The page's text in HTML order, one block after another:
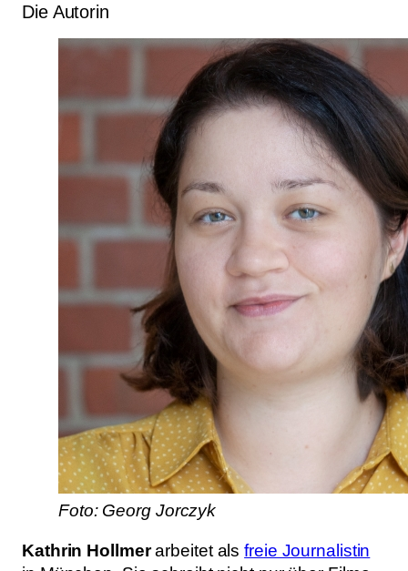
Die Autorin
Foto: Georg Jorczyk
Kathrin Hollmerarbeitet alsfreie Journalistin